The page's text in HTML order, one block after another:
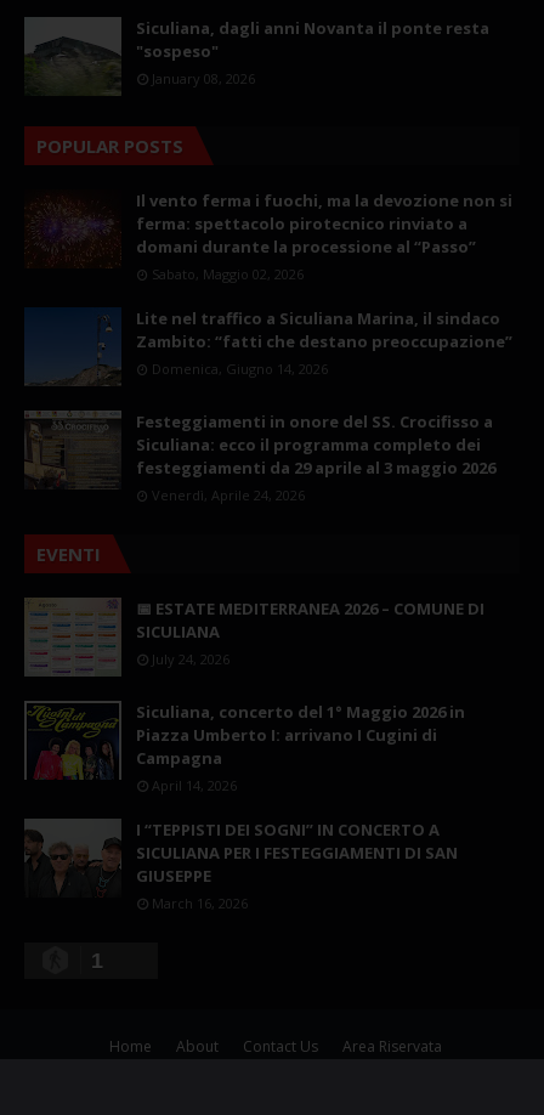
Siculiana, dagli anni Novanta il ponte resta
"sospeso"
January 08, 2026
POPULAR POSTS
Il vento ferma i fuochi, ma la devozione non si
ferma: spettacolo pirotecnico rinviato a
domani durante la processione al “Passo”
Sabato, Maggio 02, 2026
Lite nel traffico a Siculiana Marina, il sindaco
Zambito: “fatti che destano preoccupazione”
Domenica, Giugno 14, 2026
Festeggiamenti in onore del SS. Crocifisso a
Siculiana: ecco il programma completo dei
festeggiamenti da 29 aprile al 3 maggio 2026
Venerdì, Aprile 24, 2026
EVENTI
📅 ESTATE MEDITERRANEA 2026 – COMUNE DI
SICULIANA
July 24, 2026
Siculiana, concerto del 1° Maggio 2026 in
Piazza Umberto I: arrivano I Cugini di
Campagna
April 14, 2026
I “TEPPISTI DEI SOGNI” IN CONCERTO A
SICULIANA PER I FESTEGGIAMENTI DI SAN
GIUSEPPE
March 16, 2026
1
Home About Contact Us
Area Riservata